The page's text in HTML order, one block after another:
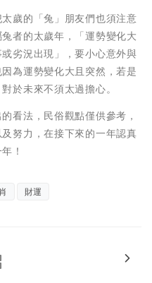
歲的「兔」朋友們也須注意
者的太歲年，「運勢變化大
劣況出現」，要小心意外與
為運勢變化大且突然，若是
於未來不須太過擔心。
看法，民俗觀點僅供參考，
努力，在接下來的一年認真
！
財運